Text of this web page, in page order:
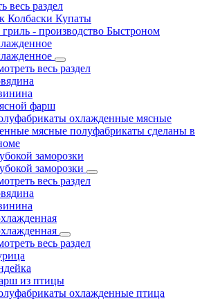
весь раздел
Купаты
- производство Быстроном
весь раздел
фарш
охлажденные мясные
мясные полуфабрикаты сделаны в
заморозки
заморозки
весь раздел
весь раздел
из птицы
охлажденные птица